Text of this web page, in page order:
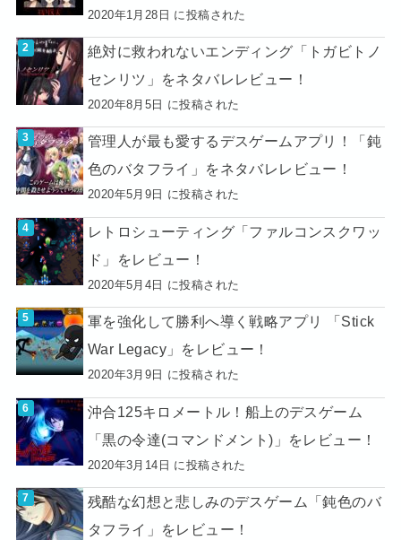
2020年1月28日 に投稿された
絶対に救われないエンディング「トガビトノ
センリツ」をネタバレレビュー！
2020年8月5日 に投稿された
管理人が最も愛するデスゲームアプリ！「鈍
色のバタフライ」をネタバレレビュー！
2020年5月9日 に投稿された
レトロシューティング「ファルコンスクワッ
ド」をレビュー！
2020年5月4日 に投稿された
軍を強化して勝利へ導く戦略アプリ 「Stick
War Legacy」をレビュー！
2020年3月9日 に投稿された
沖合125キロメートル！船上のデスゲーム
「黒の令達(コマンドメント)」をレビュー！
2020年3月14日 に投稿された
残酷な幻想と悲しみのデスゲーム「鈍色のバ
タフライ」をレビュー！